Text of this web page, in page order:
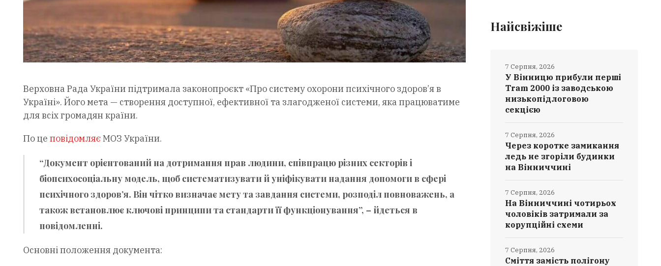
Верховна Рада України підтримала законопроєкт «Про систему охорони психічного здоров’я в
Україні». Його мета — створення доступної, ефективної та злагодженої системи, яка працюватиме
для всіх громадян країни.
По це повідомляє МОЗ України.
“Документ орієнтований на дотримання прав людини, співпрацю різних секторів і
біопсихосоціальну модель, щоб систематизувати й уніфікувати надання допомоги в сфері
психічного здоров’я. Він чітко визначає мету та завдання системи, розподіл повноважень, а
також встановлює ключові принципи та стандарти її функціонування”, – йдеться в
повідомленні.
Основні положення документа:
Найсвіжіше
У Вінницю прибули перші
Tram 2000 із заводською
низькопідлоговою
секцією
7 Серпня, 2026
Через коротке замикання
ледь не згоріли будинки
на Вінниччині
7 Серпня, 2026
На Вінниччині чотирьох
чоловіків затримали за
корупційні схеми
7 Серпня, 2026
Сміття замість полігону
7 Серпня, 2026